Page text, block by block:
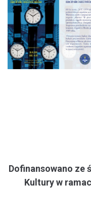
Dofinansowano ze
Kultury w